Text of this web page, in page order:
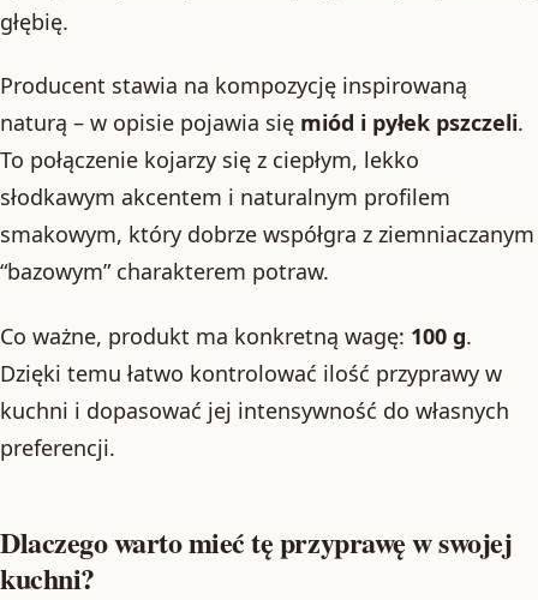
głębię.
Producent stawia na kompozycję inspirowaną
naturą – w opisie pojawia się miód i pyłek pszczeli.
To połączenie kojarzy się z ciepłym, lekko
słodkawym akcentem i naturalnym profilem
smakowym, który dobrze współgra z ziemniaczanym
“bazowym” charakterem potraw.
Co ważne, produkt ma konkretną wagę: 100 g.
Dzięki temu łatwo kontrolować ilość przyprawy w
kuchni i dopasować jej intensywność do własnych
preferencji.
Dlaczego warto mieć tę przyprawę w swojej
kuchni?